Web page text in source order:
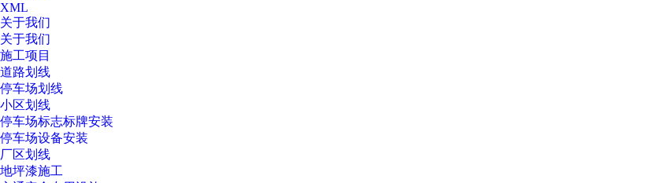
XML
关于我们
关于我们
施工项目
道路划线
停车场划线
小区划线
停车场标志标牌安装
停车场设备安装
厂区划线
地坪漆施工